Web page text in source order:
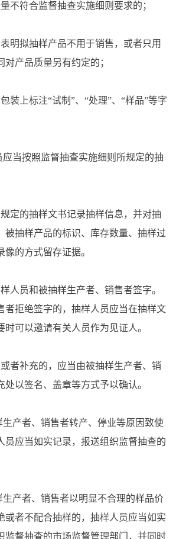
不符合监督抽查实施细则要求的；
表明拟抽样产品不用于销售，或者只用
产品质量另有约定的；
装上标注“试制”、“处理”、“样品”等字
应当按照监督抽查实施细则所规定的抽
定的抽样文书记录抽样信息，并对抽
被抽样产品的标识、库存数量、抽样过
的方式留存证据。
人员和被抽样生产者、销售者签字。
者拒绝签字的，抽样人员应当在抽样文
时可以邀请有关人员作为见证人。
者补充的，应当由被抽样生产者、销
以签名、盖章等方式予以确认。
生产者、销售者转产、停业等原因致使
员应当如实记录，报送组织监督抽查的
生产者、销售者以明显不合理的样品价
或者不配合抽样的，抽样人员应当如实
监督抽查的市场监督管理部门，并同时